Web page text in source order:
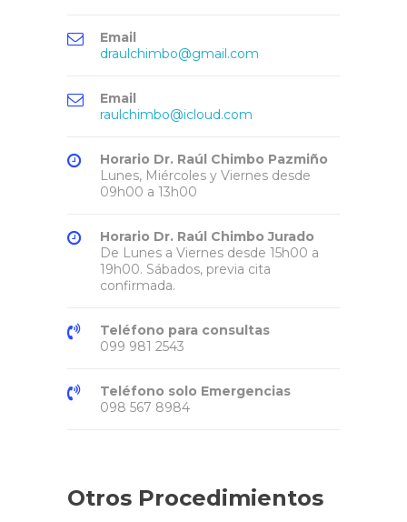
Email
draulchimbo@gmail.com
Email
raulchimbo@icloud.com
Horario Dr. Raúl Chimbo Pazmiño
Lunes, Miércoles y Viernes desde
09h00 a 13h00
Horario Dr. Raúl Chimbo Jurado
De Lunes a Viernes desde 15h00 a
19h00. Sábados, previa cita
confirmada.
Teléfono para consultas
099 981 2543
Teléfono solo Emergencias
098 567 8984
Otros Procedimientos